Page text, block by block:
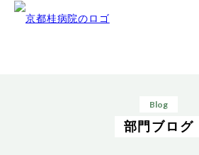
Blog
部門ブログ